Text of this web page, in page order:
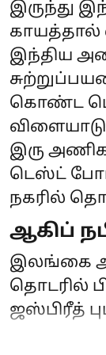
இருந்து
காயத்தால்
இந்திய
கொண்ட
இரு
டெஸ்ட்
நகரில்
ஆகிப்
இலங்கை
தொடரில்
ஜஸ்பிரீத்